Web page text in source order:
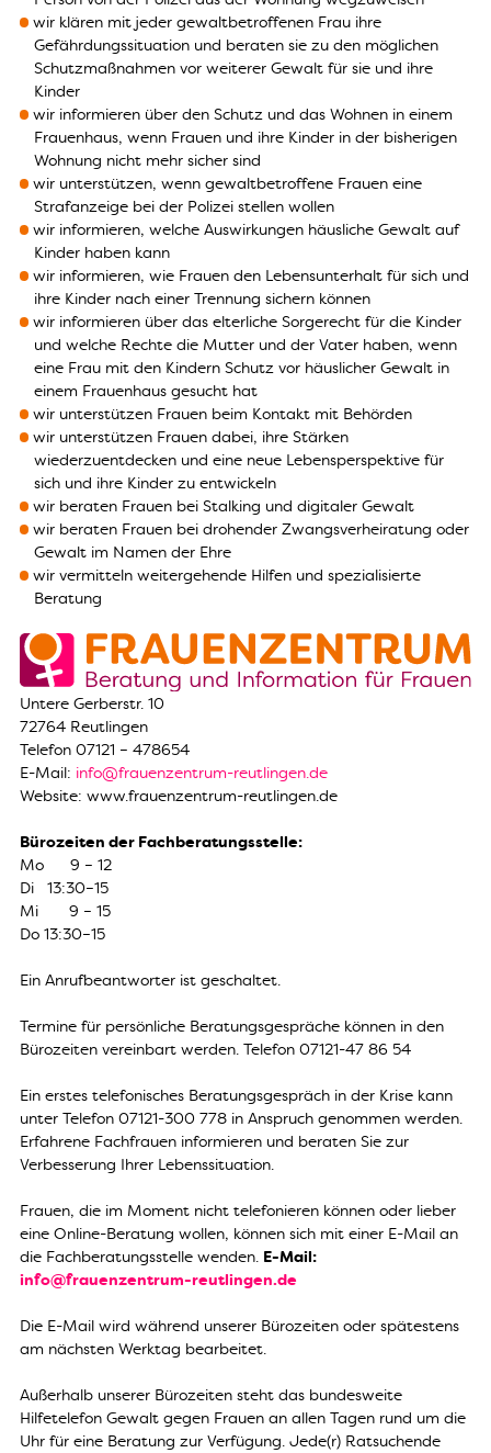
wir klären mit jeder gewaltbetroffenen Frau ihre
Gefährdungssituation und beraten sie zu den möglichen
Schutzmaßnahmen vor weiterer Gewalt für sie und ihre
Kinder
wir informieren über den Schutz und das Wohnen in einem
Frauenhaus, wenn Frauen und ihre Kinder in der bisherigen
Wohnung nicht mehr sicher sind
wir unterstützen, wenn gewaltbetroffene Frauen eine
Strafanzeige bei der Polizei stellen wollen
wir informieren, welche Auswirkungen häusliche Gewalt auf
Kinder haben kann
wir informieren, wie Frauen den Lebensunterhalt für sich und
ihre Kinder nach einer Trennung sichern können
wir informieren über das elterliche Sorgerecht für die Kinder
und welche Rechte die Mutter und der Vater haben, wenn
eine Frau mit den Kindern Schutz vor häuslicher Gewalt in
einem Frauenhaus gesucht hat
wir unterstützen Frauen beim Kontakt mit Behörden
wir unterstützen Frauen dabei, ihre Stärken
wiederzuentdecken und eine neue Lebensperspektive für
sich und ihre Kinder zu entwickeln
wir beraten Frauen bei Stalking und digitaler Gewalt
wir beraten Frauen bei drohender Zwangsverheiratung oder
Gewalt im Namen der Ehre
wir vermitteln weitergehende Hilfen und spezialisierte
Beratung
Untere Gerberstr. 10
72764 Reutlingen
Telefon 07121 – 478654
E-Mail: info@frauenzentrum-reutlingen.de
Website: www.frauenzentrum-reutlingen.de
Bürozeiten der Fachberatungsstelle:
Mo 9 – 12
Di 13:30–15
Mi 9 – 15
Do 13:30–15
Ein Anrufbeantworter ist geschaltet.
Termine für persönliche Beratungsgespräche können in den
Bürozeiten vereinbart werden. Telefon 07121-47 86 54
Ein erstes telefonisches Beratungsgespräch in der Krise kann
unter Telefon 07121-300 778 in Anspruch genommen werden.
Erfahrene Fachfrauen informieren und beraten Sie zur
Verbesserung Ihrer Lebenssituation.
Frauen, die im Moment nicht telefonieren können oder lieber
eine Online-Beratung wollen, können sich mit einer E-Mail an
die Fachberatungsstelle wenden. E-Mail:
info@frauenzentrum-reutlingen.de
Die E-Mail wird während unserer Bürozeiten oder spätestens
am nächsten Werktag bearbeitet.
Außerhalb unserer Bürozeiten steht das bundesweite
Hilfetelefon Gewalt gegen Frauen an allen Tagen rund um die
Uhr für eine Beratung zur Verfügung. Jede(r) Ratsuchende